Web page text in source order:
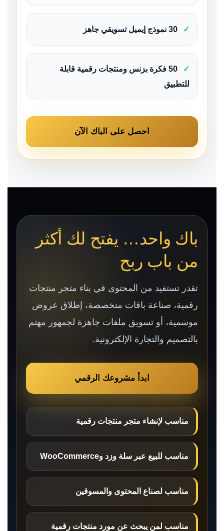
✓
✓
50 فكرة بزنس ومنتجات رقمية قابلة
للتطبيق
احصل على الباك الآن
باك واحد… يفتح لك أكثر
من باب ربح
تقدر تستفيد من المحتوى في بناء متجر منتجات
رقمية، صناعة باقات متخصصة، إطلاق عروض
موسمية، أو تسويق ملفات جاهزة لجمهور مهتم
بالتصميم والتجارة الإلكترونية.
ابدأ مشروعك الرقمي
مناسب لإنشاء متجر منتجات رقمية
مناسب للبيع عبر سلة وزد وWooCommerce
مناسب لصناع المحتوى والمسوقين
مناسب لمن يبحث عن مورد منتجات رقمية